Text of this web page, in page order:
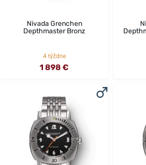
Nivada Grenchen
Depthmaster Bronz
4 týždne
1 898 €